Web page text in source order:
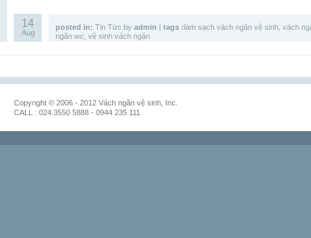
14
Aug
posted in: Tin Tức by admin | tags :làm sạch vách ngăn vệ sinh vách
ngăn wc vệ sinh vách ngăn
Copyright © 2006 - 2012 Vách ngăn vệ sinh, Inc.
CALL : 024.3550 5888 - 0944 235 111